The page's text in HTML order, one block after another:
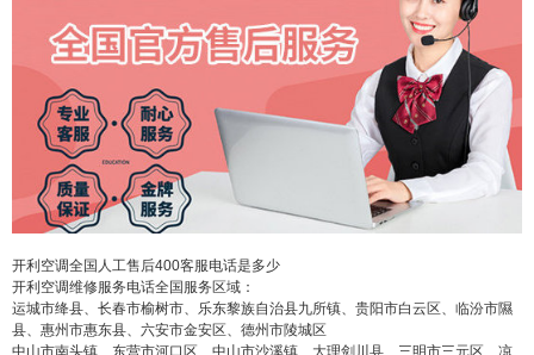
开利空调全国人工售后400客服电话是多少
开利空调维修服务电话全国服务区域：
运城市绛县、长春市榆树市、乐东黎族自治县九所镇、贵阳市白云区、临汾市隰
县、惠州市惠东县、六安市金安区、德州市陵城区
中山市南头镇、东营市河口区、中山市沙溪镇、大理剑川县、三明市三元区、凉
false